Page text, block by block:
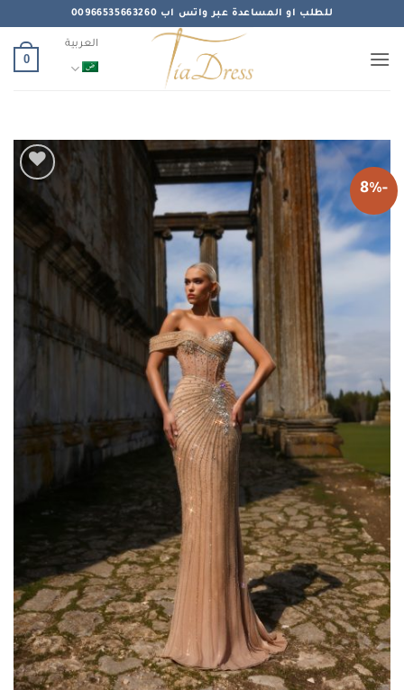
للطلب او المساعدة عبر واتس اب 00966535663260
العربية
0
-8%
Add to